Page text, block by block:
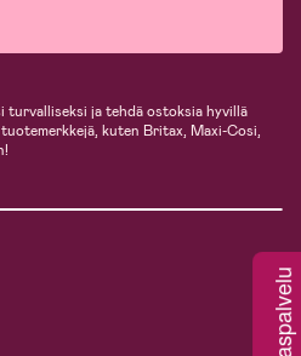
turvalliseksi ja tehdä ostoksia hyvillä
kuten Britax, Maxi-Cosi,